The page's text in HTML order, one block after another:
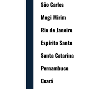
São Carlos
Mogi Mirim
Rio de Janeiro
Espírito Santo
Santa Catarina
Pernambuco
Ceará